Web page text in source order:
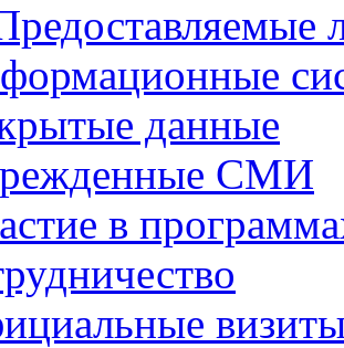
данные
СМИ
в